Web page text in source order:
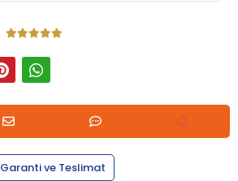
Garanti ve Teslimat